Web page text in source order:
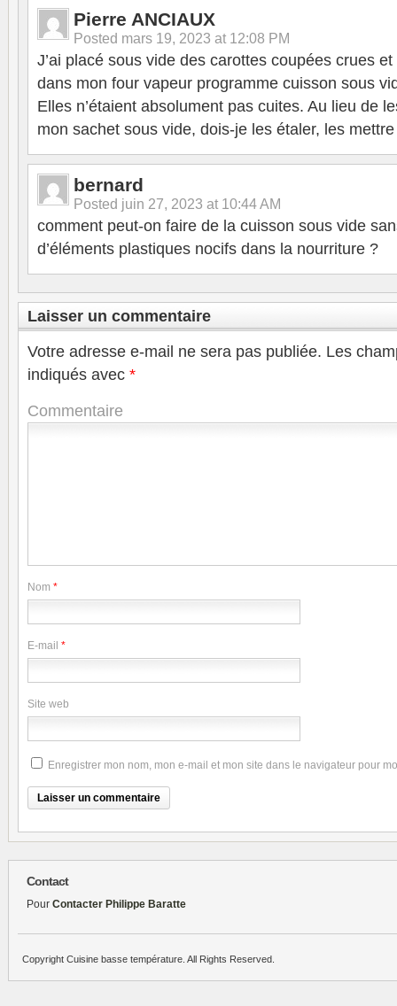
Pierre ANCIAUX
Posted mars 19, 2023 at 12:08 PM
J’ai placé sous vide des carottes coupées crues
dans mon four vapeur programme cuisson sous
Elles n’étaient absolument pas cuites. Au lieu de
mon sachet sous vide, dois-je les étaler, les
bernard
Posted juin 27, 2023 at 10:44 AM
comment peut-on faire de la cuisson sous vide
d’éléments plastiques nocifs dans la nourriture ?
Laisser un commentaire
Votre adresse e-mail ne sera pas publiée. Les
indiqués avec *
Commentaire
Nom *
E-mail *
Site web
Enregistrer mon nom, mon e-mail et mon site dans le navigateur pour
Contact
Pour Contacter Philippe Baratte
Copyright Cuisine basse température. All Rights Reserved.